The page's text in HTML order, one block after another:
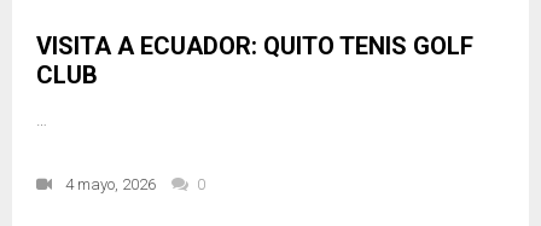
VISITA A ECUADOR: QUITO TENIS GOLF
CLUB
4 mayo, 2026 0